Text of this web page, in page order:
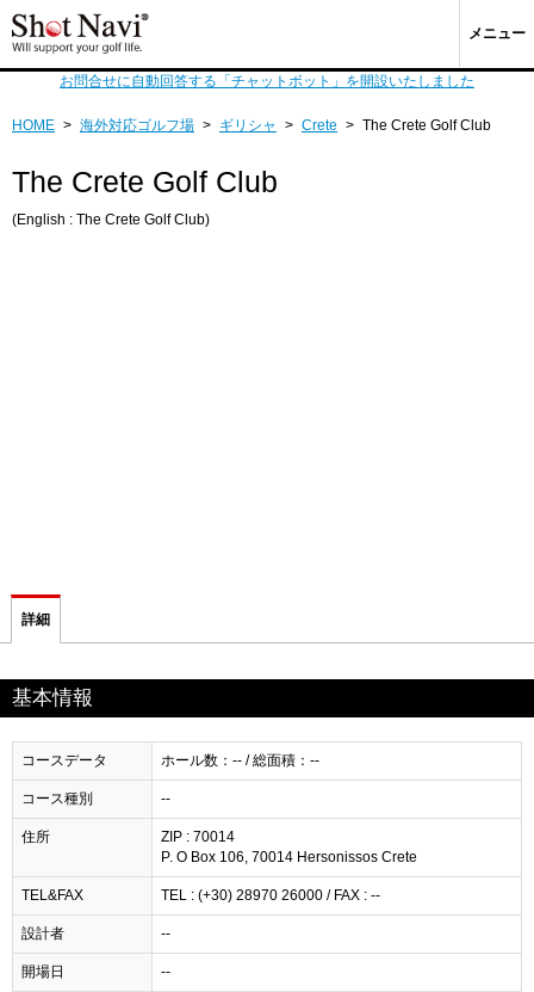
メニュー
お問合せに自動回答する「チャットボット」を開設いたしました
HOME > 海外対応ゴルフ場 > ギリシャ > Crete > The Crete Golf Club
The Crete Golf Club
(English : The Crete Golf Club)
詳細
基本情報
コースデータ ホール数：-- / 総面積：--
コース種別 --
住所
ZIP : 70014
P. O Box 106, 70014 Hersonissos Crete
TEL&FAX TEL : (+30) 28970 26000 / FAX : --
設計者 --
開場日 --